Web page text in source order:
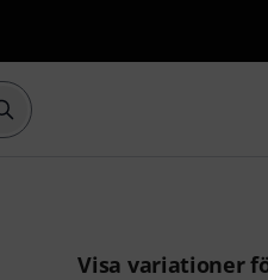
Börja sökningen med
Visa variationer